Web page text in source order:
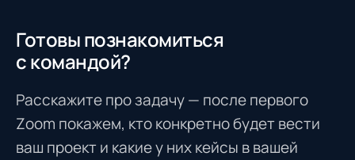
Готовы познакомиться
с командой?
Расскажите про задачу — после первого
Zoom покажем, кто конкретно будет вести
ваш проект и какие у них кейсы в вашей